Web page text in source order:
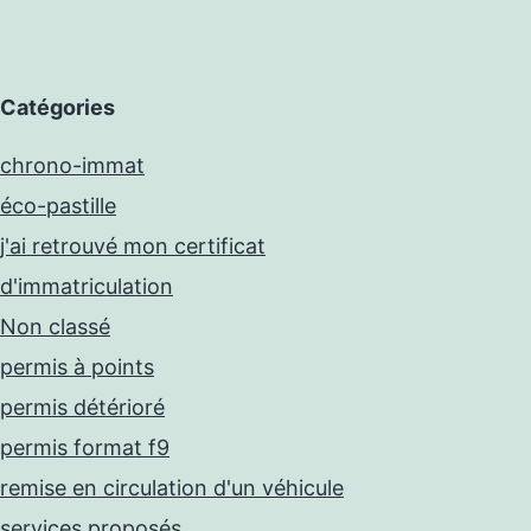
Catégories
chrono-immat
éco-pastille
j'ai retrouvé mon certificat
d'immatriculation
Non classé
permis à points
permis détérioré
permis format f9
remise en circulation d'un véhicule